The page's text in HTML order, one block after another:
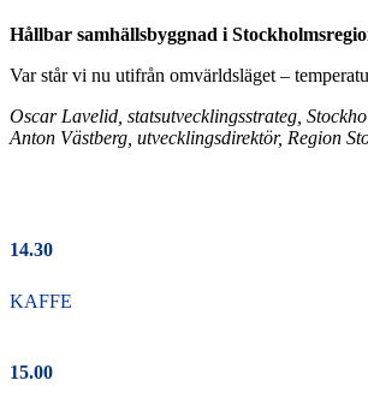
Hållbar samhällsbyggnad i
Var står vi nu utifrån omvärldsläget –
Oscar Lavelid, statsutvecklingsstrateg,
Anton Västberg, utvecklingsdirektör, Region
14.30
KAFFE
15.00